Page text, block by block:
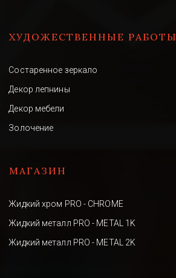
ХУДОЖЕСТВЕННЫЕ РАБОТЫ
Состаренное зеркало
Декор лепнины
Декор мебели
Золочение
МАГАЗИН
Жидкий хром PRO - CHROME
Жидкий металл PRO - METAL 1K
Жидкий металл PRO - METAL 2K